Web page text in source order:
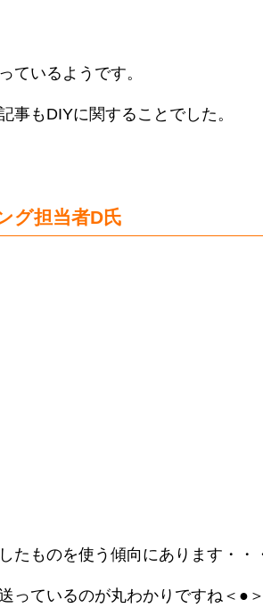
ているようです。
事もDIYに関することでした。
グ担当者D氏
たものを使う傾向にあります・・
っているのが丸わかりですね＜